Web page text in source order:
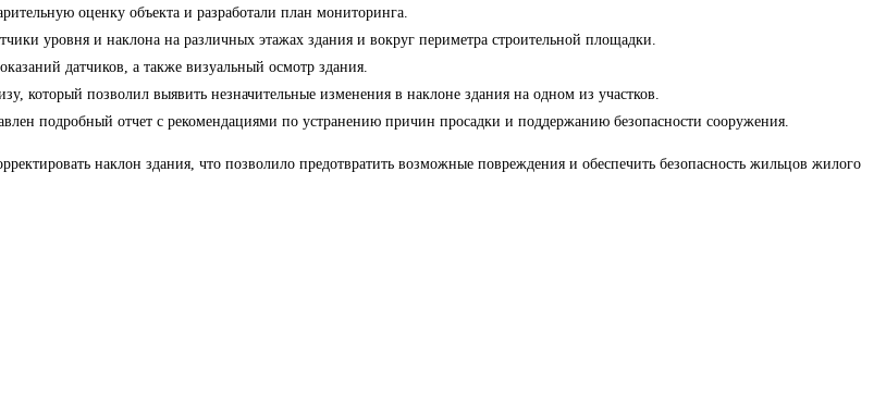
оценку объекта и разработали план мониторинга.
уровня и наклона на различных этажах здания и вокруг периметра строительной площадки.
датчиков, а также визуальный осмотр здания.
который позволил выявить незначительные изменения в наклоне здания на одном из участков.
подробный отчет с рекомендациями по устранению причин просадки и поддержанию безопасности сооружения.
наклон здания, что позволило предотвратить возможные повреждения и обеспечить безопасность жильцов жилого